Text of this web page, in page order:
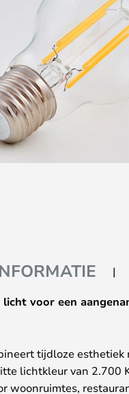
voor een
tijdloze esthetiek
lichtkleur van 2.700
woonruimtes,